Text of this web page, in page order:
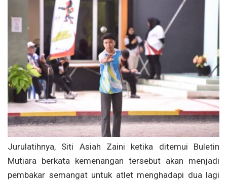
Jurulatihnya, Siti Asiah Zaini ketika ditemui Buletin
Mutiara berkata kemenangan tersebut akan menjadi
pembakar semangat untuk atlet menghadapi dua lagi